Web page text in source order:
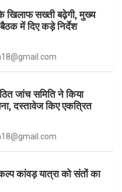
खिलाफ सख्ती बढ़ेगी, मुख्य
में दिए कड़े निर्देश
जांच समिति ने किया
दस्तावेज किए एकत्रित
कांवड़ यात्रा को संतों का